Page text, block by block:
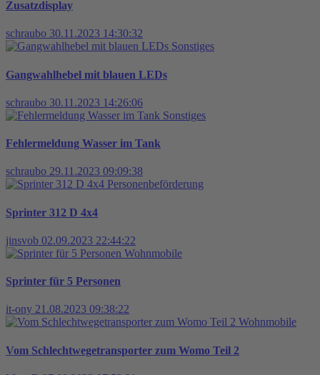
Zusatzdisplay
schraubo 30.11.2023 14:30:32
Sonstiges
Gangwahlhebel mit blauen LEDs
schraubo 30.11.2023 14:26:06
Sonstiges
Fehlermeldung Wasser im Tank
schraubo 29.11.2023 09:09:38
Personenbeförderung
Sprinter 312 D 4x4
jinsvob 02.09.2023 22:44:22
Wohnmobile
Sprinter für 5 Personen
it-ony 21.08.2023 09:38:22
Wohnmobile
Vom Schlechtwegetransporter zum Womo Teil 2